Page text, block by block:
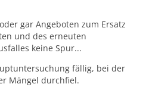
gar Angeboten zum Ersatz
und des erneuten
keine Spur...
fällig, bei der
Mängel durchfiel.